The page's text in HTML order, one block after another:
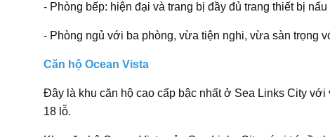
- Phòng bếp: hiện đại và trang bị đầy đủ trang thiết bị
- Phòng ngủ với ba phòng, vừa tiện nghi, vừa sàn trọng
Căn hộ Ocean Vista
Đây là khu căn hộ cao cấp bậc nhất ở Sea Links City
18 lỗ.